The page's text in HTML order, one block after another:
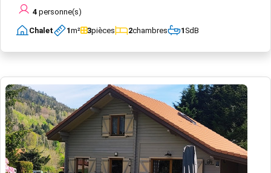
4 personne(s)
Chalet 1m² 3pièces 2chambres 1SdB